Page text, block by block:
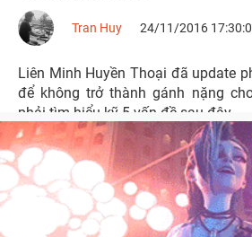
Tran Huy 24/11/2016
Liên Minh Huyền Thoại đã update
để không trở thành gánh nặng
phải tìm hiểu kỹ 5 vấn đề sau đây.